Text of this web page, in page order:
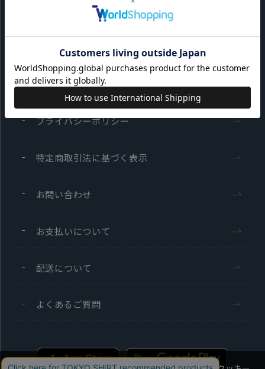
ご利用ガイド
サイト利用規約
会員利用規約
プライバシーポリシー
特定商取引法に基づく表示
お問い合わせ
お支払いについて
配送について
よくあるご質問